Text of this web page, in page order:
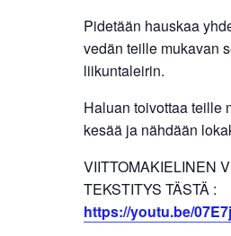
Pidetään hauskaa
vedän teille mukavan
liikuntaleirin.
Haluan toivottaa teille
kesää ja nähdään
VIITTOMAKIELINEN
TEKSTITYS TÄSTÄ :
https://youtu.be/